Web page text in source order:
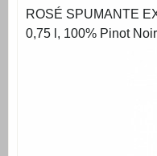
ROSÉ SPUMANTE
0,75 l, 100% Pinot Noir